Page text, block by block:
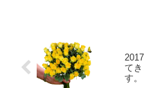
て
す。